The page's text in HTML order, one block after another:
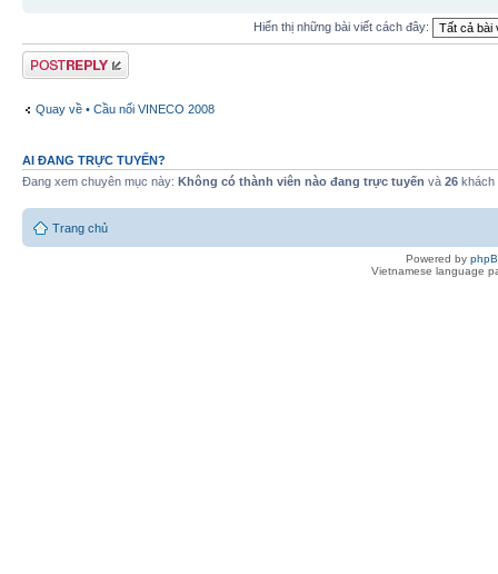
Hiển thị những bài viết cách đây:
Gửi bài trả lời
Quay về • Cầu nối VINECO 2008
AI ĐANG TRỰC TUYẾN?
Đang xem chuyên mục này: Không có thành viên nào đang trực tuyến và 26 khách
Trang chủ
Powered by
Vietnamese language